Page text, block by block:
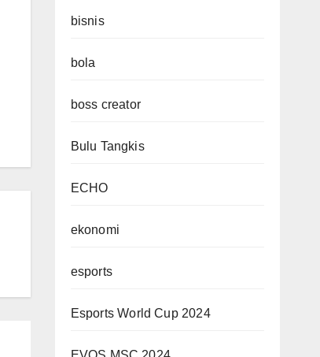
bisnis
bola
boss creator
Bulu Tangkis
ECHO
ekonomi
esports
Esports World Cup 2024